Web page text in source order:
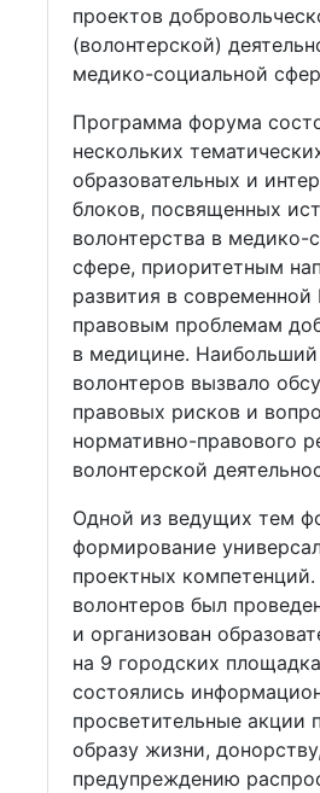
проектов
(волонтерской)
медико-социальной
Программа форума
нескольких
образовательных и
блоков, посвященных
волонтерства в медико-
сфере, приоритетным
развития в современной
правовым проблемам
в медицине. Наибольший
волонтеров вызвало
правовых рисков и
нормативно-правового
волонтерской
Одной из ведущих тем
формирование
проектных
волонтеров был
и организован
на 9 городских
состоялись
просветительные акции
образу жизни, донорству,
предупреждению